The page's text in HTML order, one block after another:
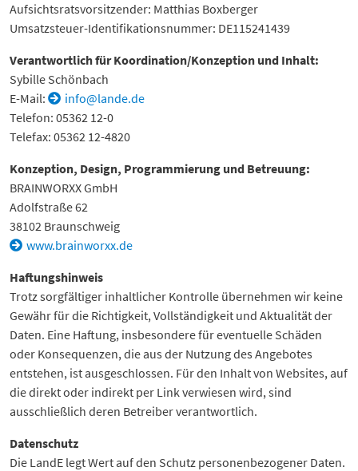
Aufsichtsratsvorsitzender: Matthias Boxberger
Umsatzsteuer-Identifikationsnummer: DE115241439
Verantwortlich für Koordination/Konzeption und Inhalt:
Sybille Schönbach
E-Mail:
info@lande.de
Telefon: 05362 12-0
Telefax: 05362 12-4820
Konzeption, Design, Programmierung und Betreuung:
BRAINWORXX GmbH
Adolfstraße 62
38102 Braunschweig
www.brainworxx.de
Haftungshinweis
Trotz sorgfältiger inhaltlicher Kontrolle übernehmen wir keine
Gewähr für die Richtigkeit, Vollständigkeit und Aktualität der
Daten. Eine Haftung, insbesondere für eventuelle Schäden
oder Konsequenzen, die aus der Nutzung des Angebotes
entstehen, ist ausgeschlossen. Für den Inhalt von Websites, auf
die direkt oder indirekt per Link verwiesen wird, sind
ausschließlich deren Betreiber verantwortlich.
Datenschutz
Die LandE legt Wert auf den Schutz personenbezogener Daten.